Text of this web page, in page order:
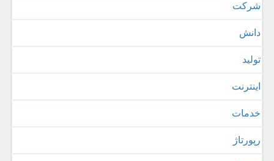
شركت
دانش
تولید
اینترنت
خدمات
رپورتاژ